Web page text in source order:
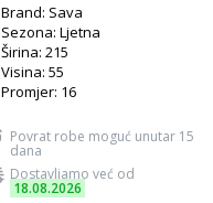
Brand: Sava
Sezona: Ljetna
Širina: 215
Visina: 55
Promjer: 16
Povrat robe moguć unutar 15
dana
Dostavljamo već od
18.08.2026